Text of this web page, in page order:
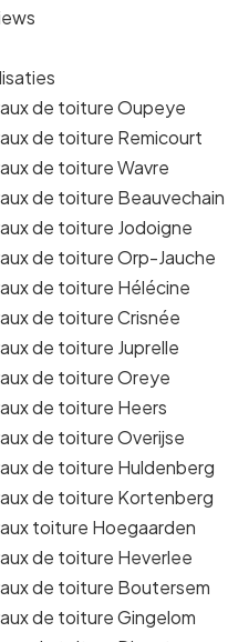
de toiture Oupeye
de toiture Remicourt
de toiture Wavre
de toiture Beauvechain
de toiture Jodoigne
de toiture Orp-Jauche
de toiture Hélécine
de toiture Crisnée
de toiture Juprelle
de toiture Oreye
de toiture Heers
de toiture Overijse
de toiture Huldenberg
de toiture Kortenberg
toiture Hoegaarden
de toiture Heverlee
de toiture Boutersem
de toiture Gingelom